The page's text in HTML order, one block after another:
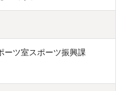
ーツ室スポーツ振興課